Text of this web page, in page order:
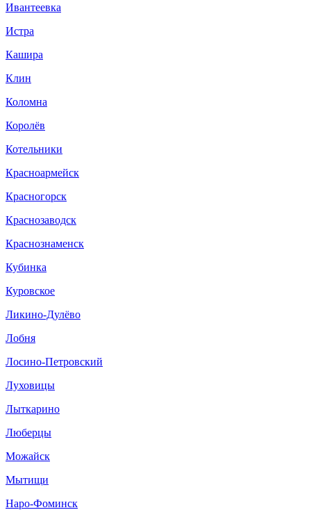
Ивантеевка
Истра
Кашира
Клин
Коломна
Королёв
Котельники
Красноармейск
Красногорск
Краснозаводск
Краснознаменск
Кубинка
Куровское
Ликино-Дулёво
Лобня
Лосино-Петровский
Луховицы
Лыткарино
Люберцы
Можайск
Мытищи
Наро-Фоминск